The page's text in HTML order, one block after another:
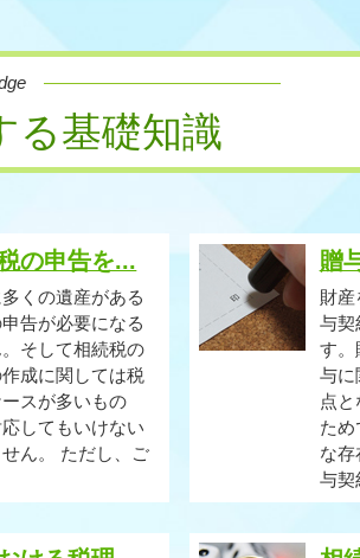
る基礎知識
の申告を...
くの遺産がある
告が必要になる
そして相続税の
成に関しては税
スが多いもの
してもいけない
ん。 ただし、ご
贈
財産
与契
す。
与に
点
ため
な存
与